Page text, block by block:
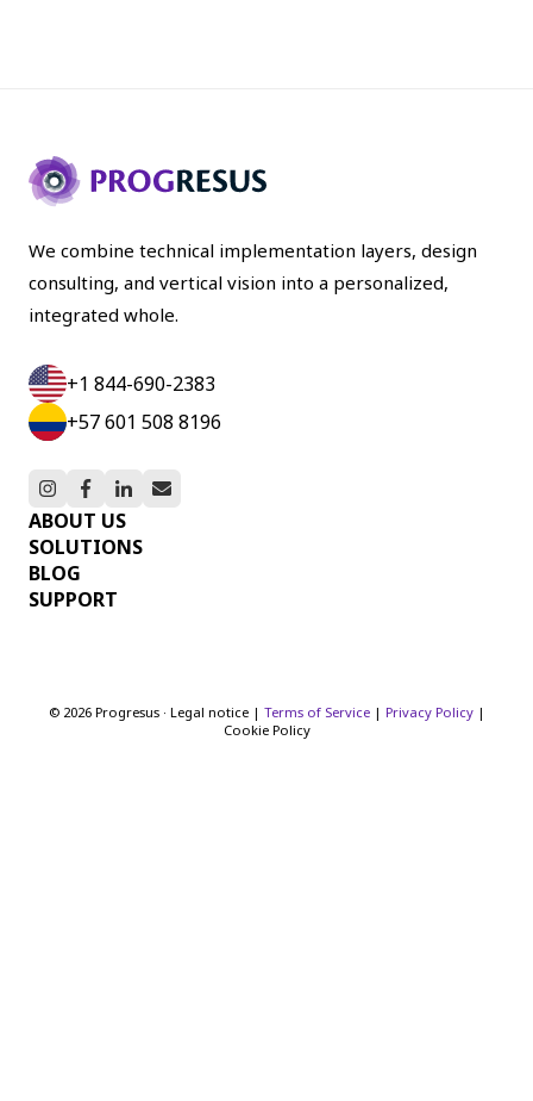
We combine technical implementation layers, design
consulting, and vertical vision into a personalized,
integrated whole.
+1 844-690-2383
+57 601 508 8196
ABOUT US
SOLUTIONS
BLOG
SUPPORT
© 2026 Progresus · Legal notice | Terms of Service| Privacy Policy|
Cookie Policy